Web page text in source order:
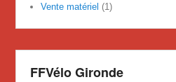
Vente matériel (1)
FFVélo Gironde